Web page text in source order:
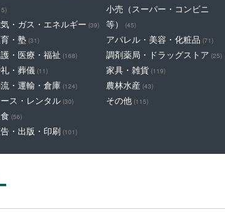
・ガス・エネルギー (39)
・塾 (31)
・医療・福祉 (168)
・葬儀 (11)
・運輸・倉庫 (124)
ース・レンタル (30)
(56)
・出版・印刷 (101)
小売（スーパー・コンビニ
等）
(45)
アパレル・美容・化粧品 (71)
調剤薬局・ドラッグストア (25)
家具・雑貨 (119)
農林水産 (43)
その他 (115)